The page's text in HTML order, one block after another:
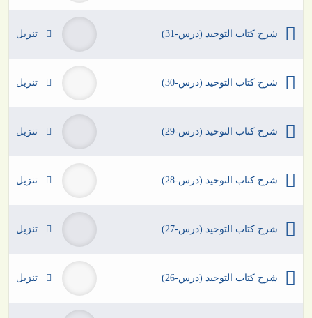
شرح كتاب التوحيد (درس-31) تنزيل
شرح كتاب التوحيد (درس-30) تنزيل
شرح كتاب التوحيد (درس-29) تنزيل
شرح كتاب التوحيد (درس-28) تنزيل
شرح كتاب التوحيد (درس-27) تنزيل
شرح كتاب التوحيد (درس-26) تنزيل